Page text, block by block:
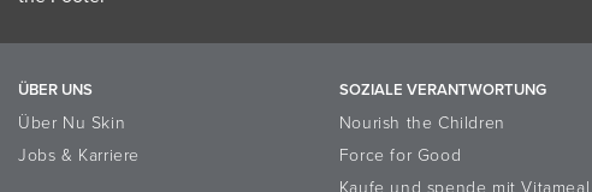
ÜBER UNS
Über Nu Skin
Jobs & Karriere
SOZIALE VERANTWORTUNG
Nourish the Children
Force for Good